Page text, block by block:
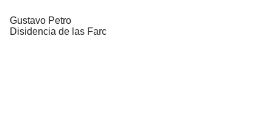
Gustavo Petro
Disidencia de las Farc